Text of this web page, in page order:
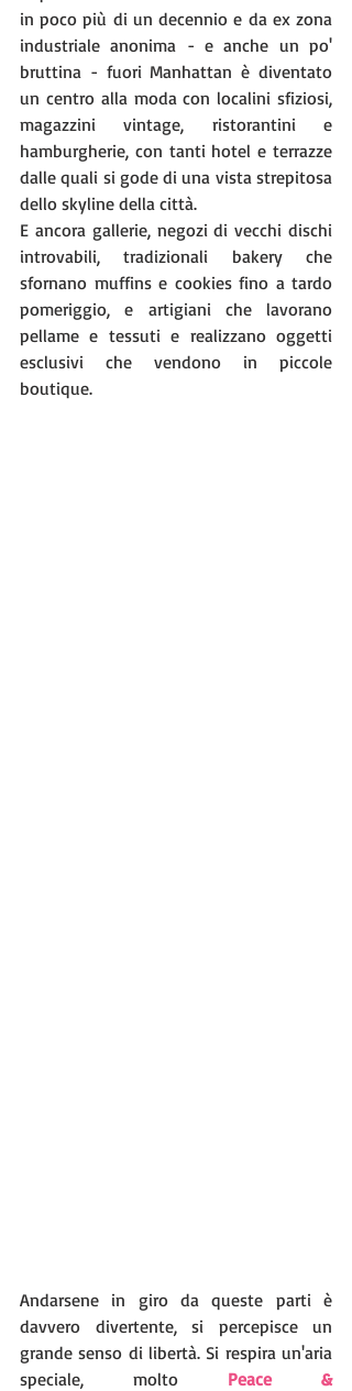
in poco più di un decennio e da ex zona
industriale anonima - e anche un po'
bruttina - fuori Manhattan è diventato
un centro alla moda con localini sfiziosi,
magazzini vintage, ristorantini e
hamburgherie, con tanti hotel e terrazze
dalle quali si gode di una vista strepitosa
dello skyline della città.
E ancora gallerie, negozi di vecchi dischi
introvabili, tradizionali bakery che
sfornano muffins e cookies fino a tardo
pomeriggio, e artigiani che lavorano
pellame e tessuti e realizzano oggetti
esclusivi che vendono in piccole
boutique.
Andarsene in giro da queste parti è
davvero divertente, si percepisce un
grande senso di libertà. Si respira un'aria
speciale, molto Peace &